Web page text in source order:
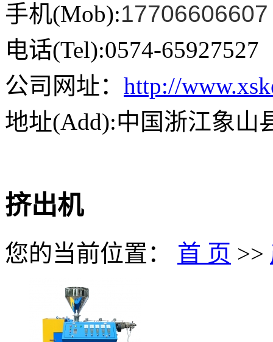
手机(Mob):17706606607
电话(Tel):0574-65927527
公司网址： http://
地址(Add):中国浙江象山
挤出机
您的当前位置： 首 页 >>